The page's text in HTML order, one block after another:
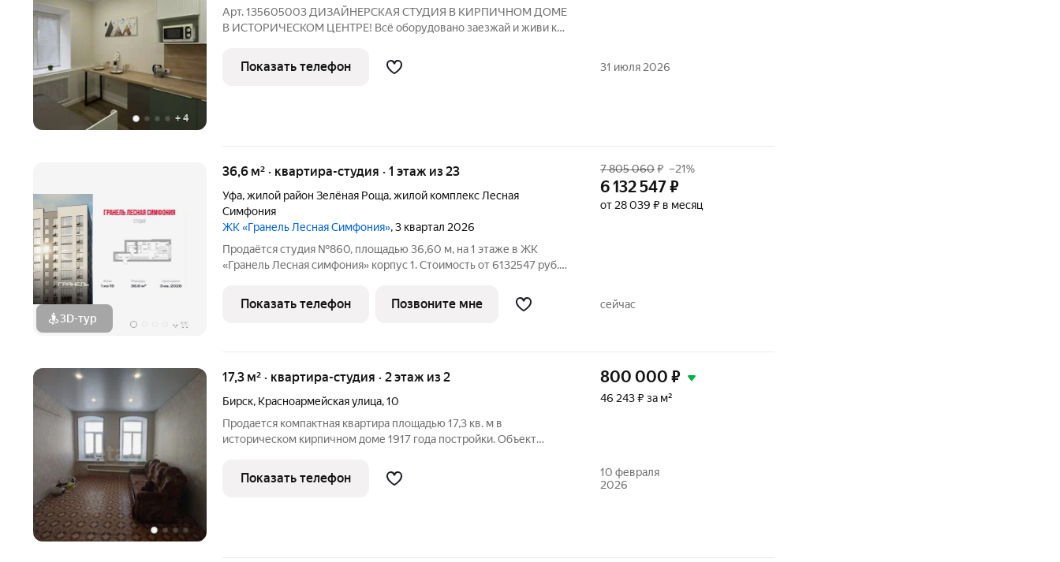
+ 4
Арт. 135605003 ДИЗАЙНЕРСКАЯ СТУДИЯ В КИРПИЧНОМ ДОМЕ
В ИСТОРИЧЕСКОМ ЦЕНТРЕ! Всё оборудовано заезжай и живи как
интерьер каждая деталь создаёт атмосферу уюта. Не нужно
ничего доделывать или
Показать телефон 31 июля 2026
3D-тур + 11
36,6 м² · квартира-студия · 1 этаж из 23
Уфа,жилой район Зелёная Роща,жилой комплекс Лесная
Симфония
ЖК «Гранель Лесная Симфония», 3 квартал 2026
Продаётся студия №860, площадью 36,60 м, на 1 этаже в ЖК
«Гранель Лесная симфония» корпус 1. Стоимость от 6132547 руб.
Проект расположился в юговосточной части Уфы, в уютном
микрорайоне
7 805 060₽ –21%
6 132 547₽
от 28 039 ₽ в месяц
Показать телефон Позвоните мне сейчас
17,3 м² · квартира-студия · 2 этаж из 2
Бирск, Красноармейская улица,10
Продается компактная квартира площадью 17,3 кв. м в
историческом кирпичном доме 1917 года постройки. Объект
центре города. Ключевое преимущество расположение: всего 20
минут пешком до
800 000 ₽
46 243 ₽ за м²
Показать телефон
10 февраля
2026